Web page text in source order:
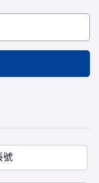
號